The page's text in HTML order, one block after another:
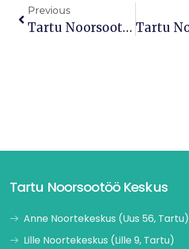
Previous
Tartu Noorsootöö Keskuse Uus Direktor On Margit Kink
Tartu Noorsootöö Keskus
Anne Noortekeskus (Uus 56, Tartu)
Lille Noortekeskus (Lille 9, Tartu)